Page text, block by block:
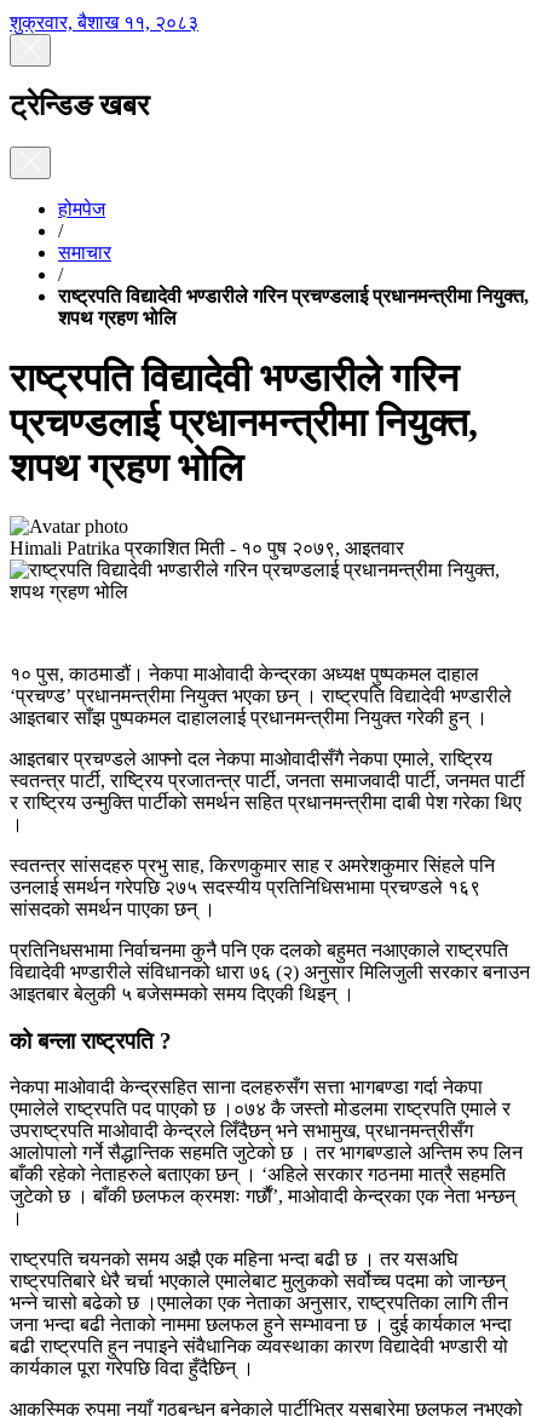
शुक्रवार, बैशाख ११, २०८३
ट्रेन्डिङ खबर
होमपेज
/
समाचार
/
राष्ट्रपति विद्यादेवी भण्डारीले गरिन प्रचण्डलाई प्रधानमन्त्रीमा नियुक्त,
शपथ ग्रहण भोलि
राष्ट्रपति विद्यादेवी भण्डारीले गरिन
प्रचण्डलाई प्रधानमन्त्रीमा नियुक्त,
शपथ ग्रहण भोलि
Himali Patrika प्रकाशित मिती - १० पुष २०७९, आइतवार
१० पुस, काठमाडौं। नेकपा माओवादी केन्द्रका अध्‍यक्ष पुष्पकमल दाहाल
‘प्रचण्ड’ प्रधानमन्त्रीमा नियुक्त भएका छन् । राष्ट्रपति विद्यादेवी भण्डारीले
आइतबार साँझ पुष्पकमल दाहाललाई प्रधानमन्त्रीमा नियुक्त गरेकी हुन् ।
आइतबार प्रचण्डले आफ्नो दल नेकपा माओवादीसँगै नेकपा एमाले, राष्ट्रिय
स्वतन्त्र पार्टी, राष्ट्रिय प्रजातन्त्र पार्टी, जनता समाजवादी पार्टी, जनमत पार्टी
र राष्ट्रिय उन्मुक्ति पार्टीको समर्थन सहित प्रधानमन्त्रीमा दाबी पेश गरेका थिए
।
स्वतन्त्र सांसदहरु प्रभु साह, किरणकुमार साह र अमरेशकुमार सिंहले पनि
उनलाई समर्थन गरेपछि २७५ सदस्यीय प्रतिनिधिसभामा प्रचण्डले १६९
सांसदको समर्थन पाएका छन् ।
प्रतिनिधसभामा निर्वाचनमा कुनै पनि एक दलको बहुमत नआएकाले राष्ट्रपति
विद्यादेवी भण्डारीले संविधानको धारा ७६ (२) अनुसार मिलिजुली सरकार बनाउन
आइतबार बेलुकी ५ बजेसम्मको समय दिएकी थिइन् ।
को बन्ला राष्ट्रपति ?
नेकपा माओवादी केन्द्रसहित साना दलहरुसँग सत्ता भागबण्डा गर्दा नेकपा
एमालेले राष्ट्रपति पद पाएको छ ।०७४ कै जस्तो मोडलमा राष्ट्रपति एमाले र
उपराष्ट्रपति माओवादी केन्द्रले लिँदैछन् भने सभामुख, प्रधानमन्त्रीसँग
आलोपालो गर्ने सैद्धान्तिक सहमति जुटेको छ । तर भागबण्डाले अन्तिम रुप लिन
बाँकी रहेको नेताहरुले बताएका छन् । ‘अहिले सरकार गठनमा मात्रै सहमति
जुटेको छ । बाँकी छलफल क्रमशः गर्छाैं’, माओवादी केन्द्रका एक नेता भन्छन्
।
राष्ट्रपति चयनको समय अझै एक महिना भन्दा बढी छ । तर यसअघि
राष्ट्रपतिबारे धेरै चर्चा भएकाले एमालेबाट मुलुकको सर्वोच्च पदमा को जान्छन्
भन्ने चासो बढेको छ ।एमालेका एक नेताका अनुसार, राष्ट्रपतिका लागि तीन
जना भन्दा बढी नेताको नाममा छलफल हुने सम्भावना छ । दुई कार्यकाल भन्दा
बढी राष्ट्रपति हुन नपाइने संवैधानिक व्यवस्थाका कारण विद्यादेवी भण्डारी यो
कार्यकाल पूरा गरेपछि विदा हुँदैछिन् ।
आकस्मिक रुपमा नयाँ गठबन्धन बनेकाले पार्टीभित्र यसबारेमा छलफल नभएको